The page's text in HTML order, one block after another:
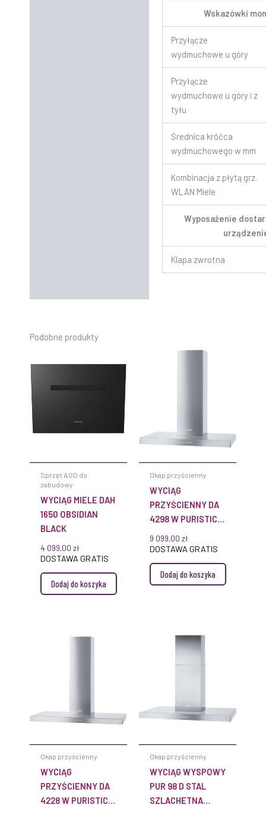
Wskazówki
Przyłącze
wydmuchowe u góry
Przyłącze
wydmuchowe u góry i z
tyłu
Średnica króćca
wydmuchowego w mm
Kombinacja z płytą grz.
WLAN Miele
Wyposażenie
Klapa zwrotna
Podobne produkty
Sprzęt AGD do
zabudowy
WYCIĄG MIELE DAH
1650 OBSIDIAN
BLACK
4 099,00 zł
DOSTAWA GRATIS
Dodaj do koszyka
Okap przyścienny
WYCIĄG
PRZYŚCIENNY DA
4298 W PURISTIC
PLUS MIELE
9 099,00 zł
DOSTAWA GRATIS
Dodaj do koszyka
Okap przyścienny
WYCIĄG
PRZYŚCIENNY DA
4228 W PURISTIC
Okap przyścienny
WYCIĄG WYSPOWY
PUR 98 D STAL
SZLACHETNA